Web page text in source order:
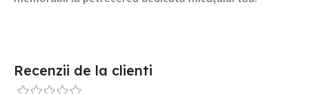
Recenzii de la clienti